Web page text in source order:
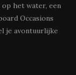
het water, een
Occasions
je avontuurlijke